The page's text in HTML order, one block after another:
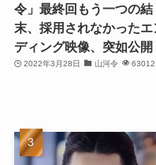
令」最終回もう一つの結
末、採用されなかったエ
ディング映像、突如公開
2022年3月28日 山河令 63012